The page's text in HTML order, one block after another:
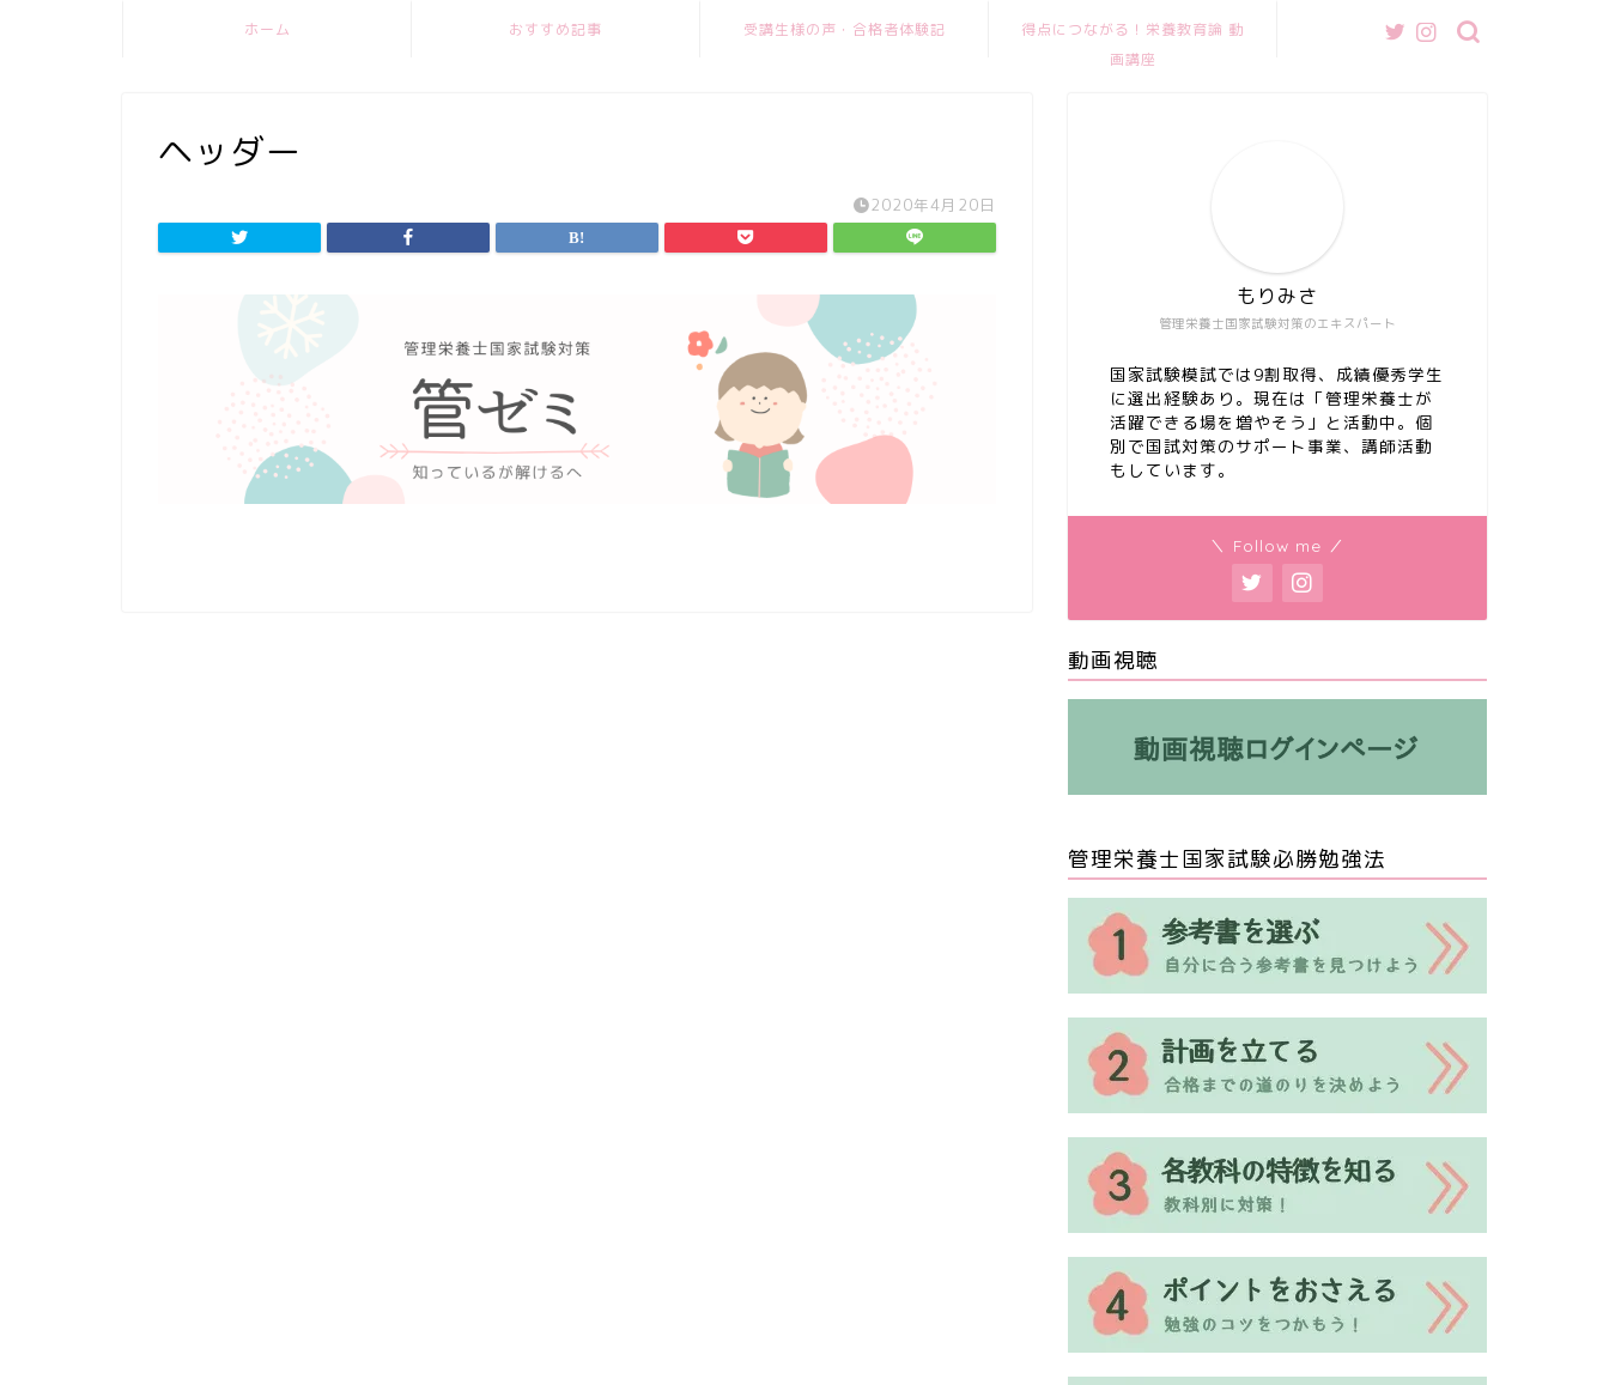
ホーム おすすめ記事 受講生様の声・合格者体験記
得点につながる！栄養教育論 動
画講座
ヘッダー
2020年4月20日
管理栄養士国家試験対策のエキスパート
もりみさ
国家試験模試では9割取得、成績優秀学生
に選出経験あり。現在は「管理栄養士が
活躍できる場を増やそう」と活動中。個
別で国試対策のサポート事業、講師活動
もしています。
＼ Follow me ／
動画視聴
管理栄養士国家試験必勝勉強法